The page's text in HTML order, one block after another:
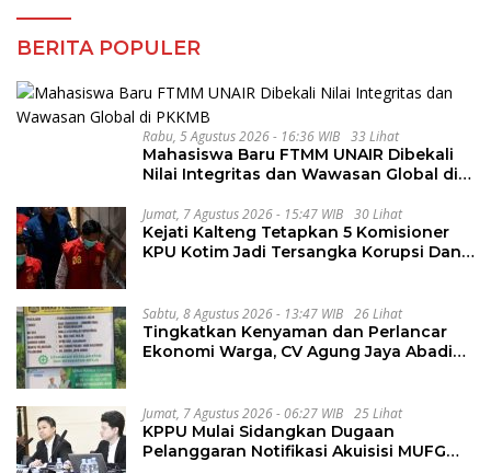
BERITA POPULER
Rabu, 5 Agustus 2026 - 16:36 WIB 33 Lihat
Mahasiswa Baru FTMM UNAIR Dibekali
Nilai Integritas dan Wawasan Global di
Jumat, 7 Agustus 2026 - 15:47 WIB 30 Lihat
Kejati Kalteng Tetapkan 5 Komisioner
KPU Kotim Jadi Tersangka Korupsi Dana
Sabtu, 8 Agustus 2026 - 13:47 WIB 26 Lihat
Tingkatkan Kenyaman dan Perlancar
Ekonomi Warga, CV Agung Jaya Abadi
Jumat, 7 Agustus 2026 - 06:27 WIB 25 Lihat
KPPU Mulai Sidangkan Dugaan
Pelanggaran Notifikasi Akuisisi MUFG